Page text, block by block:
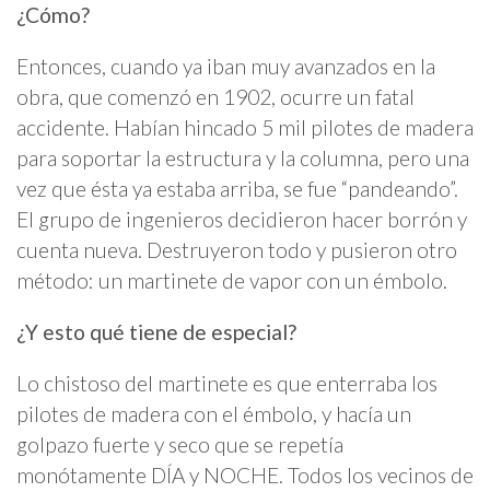
¿Cómo?
Entonces, cuando ya iban muy avanzados en la
obra, que comenzó en 1902, ocurre un fatal
accidente. Habían hincado 5 mil pilotes de madera
para soportar la estructura y la columna, pero una
vez que ésta ya estaba arriba, se fue “pandeando”.
El grupo de ingenieros decidieron hacer borrón y
cuenta nueva. Destruyeron todo y pusieron otro
método: un martinete de vapor con un émbolo.
¿Y esto qué tiene de especial?
Lo chistoso del martinete es que enterraba los
pilotes de madera con el émbolo, y hacía un
golpazo fuerte y seco que se repetía
monótamente DÍA y NOCHE. Todos los vecinos de